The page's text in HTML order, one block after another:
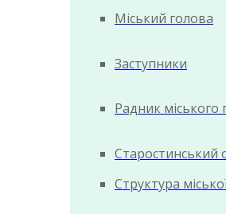
Міський голова
Заступники
Радник міського
Старостинський
Структура